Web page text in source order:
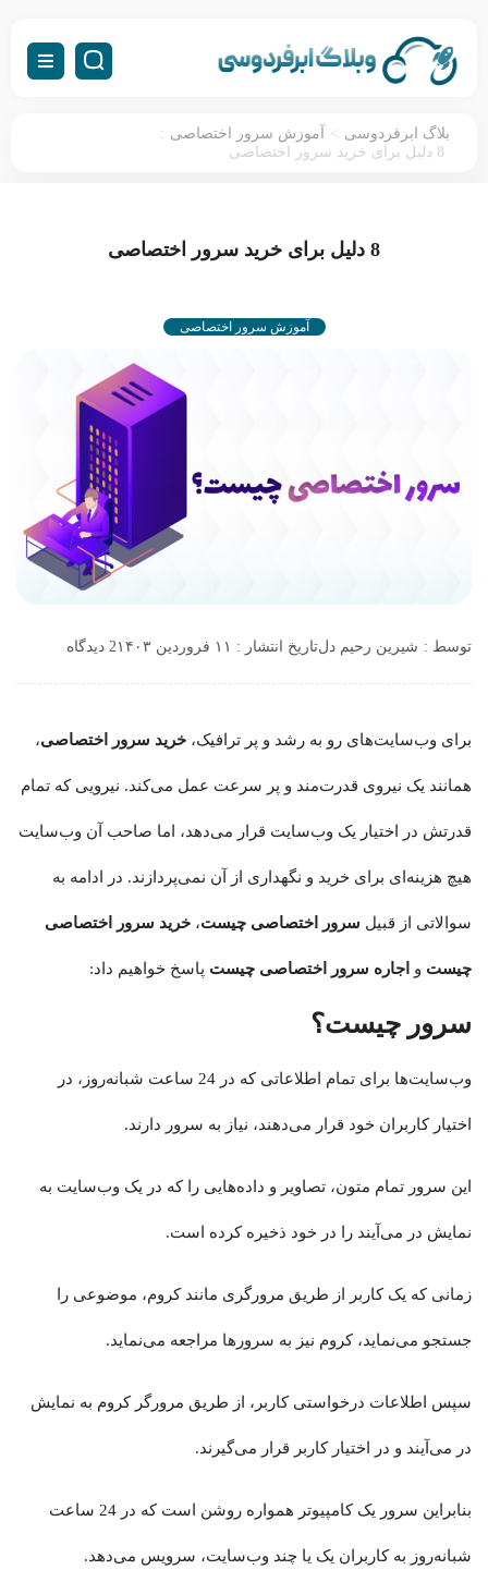
بلاگ ابرفردوسی > آموزش سرور اختصاصی :
8 دلیل برای خرید سرور اختصاصی
8 دلیل برای خرید سرور اختصاصی
آموزش سرور اختصاصی
توسط : شیرین رحیم دلتاریخ انتشار : ۱۱ فروردین ۱۴۰۳ 2 دیدگاه
برای وب‌سایت‌های رو به رشد و پر ترافیک، خرید سرور اختصاصی،
همانند یک نیروی قدرت‌مند و پر سرعت عمل می‌کند. نیرویی که تمام
قدرتش در اختیار یک وب‌سایت قرار می‌دهد، اما صاحب آن وب‌سایت
هیچ هزینه‌ای برای خرید و نگهداری از آن نمی‌پردازند. در ادامه به
سوالاتی از قبیل سرور اختصاصی چیست، خرید سرور اختصاصی
چیست و اجاره سرور اختصاصی چیست پاسخ خواهیم داد:
سرور چیست؟
وب‌سایت‌ها برای تمام اطلاعاتی که در 24 ساعت شبانه‌روز، در
اختیار کاربران خود قرار می‌دهند، نیاز به سرور دارند.
این سرور تمام متون، تصاویر و داده‌هایی را که در یک وب‌سایت به
نمایش در می‌آیند را در خود ذخیره کرده است.
زمانی که یک کاربر از طریق مرورگری مانند کروم، موضوعی را
جستجو می‌نماید، کروم نیز به سرورها مراجعه می‌نماید.
سپس اطلاعات درخواستی کاربر، از طریق مرورگر کروم به نمایش
در می‌آیند و در اختیار کاربر قرار می‌گیرند.
بنابراین سرور یک کامپیوتر همواره روشن است که در 24 ساعت
شبانه‌روز به کاربران یک یا چند وب‌سایت، سرویس می‌دهد.